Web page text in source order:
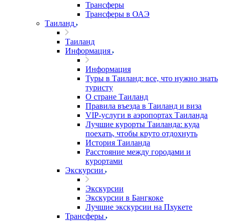
Трансферы
Трансферы в ОАЭ
Таиланд
Таиланд
Информация
Информация
Туры в Таиланд: все, что нужно знать
туристу
О стране Таиланд
Правила въезда в Таиланд и виза
VIP-услуги в аэропортах Таиланда
Лучшие курорты Таиланда: куда
поехать, чтобы круто отдохнуть
История Таиланда
Расстояние между городами и
курортами
Экскурсии
Экскурсии
Экскурсии в Бангкоке
Лучшие экскурсии на Пхукете
Трансферы